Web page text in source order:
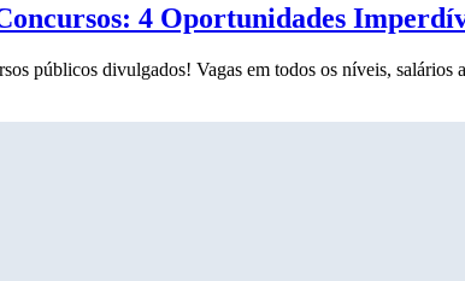
4 Oportunidades
públicos divulgados! Vagas em todos os níveis, salários